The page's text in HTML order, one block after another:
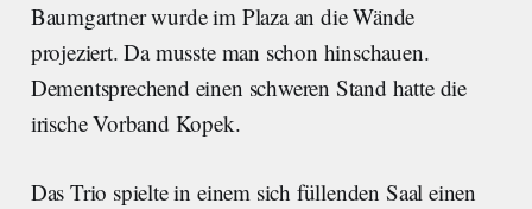
Baumgartner wurde im Plaza an die Wände
projeziert. Da musste man schon hinschauen.
Dementsprechend einen schweren Stand hatte die
irische Vorband Kopek.
Das Trio spielte in einem sich füllenden Saal einen